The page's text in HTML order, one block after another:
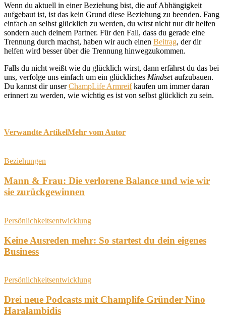
Wenn du aktuell in einer Beziehung bist, die auf Abhängigkeit
aufgebaut ist, ist das kein Grund diese Beziehung zu beenden. Fang
einfach an selbst glücklich zu werden, du wirst nicht nur dir helfen
sondern auch deinem Partner. Für den Fall, dass du gerade eine
Trennung durch machst, haben wir auch einen Beitrag, der dir
helfen wird besser über die Trennung hinwegzukommen.
Falls du nicht weißt wie du glücklich wirst, dann erfährst du das bei
uns, verfolge uns einfach um ein glückliches Mindsetaufzubauen.
Du kannst dir unserChampLife Armreifkaufen um immer daran
erinnert zu werden, wie wichtig es ist von selbst glücklich zu sein.
Verwandte ArtikelMehr vom Autor
Beziehungen
Mann & Frau: Die verlorene Balance und wie wir
sie zurückgewinnen
Persönlichkeitsentwicklung
Keine Ausreden mehr: So startest du dein eigenes
Business
Persönlichkeitsentwicklung
Drei neue Podcasts mit Champlife Gründer Nino
Haralambidis